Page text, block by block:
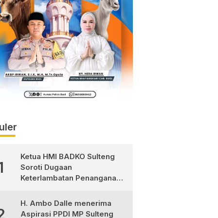
Ketua HMI BADKO Sulteng
Soroti Dugaan
Keterlambatan Penanganan
RSUD Morowali Utara
H. Ambo Dalle menerima
Aspirasi PPDI MP Sulteng